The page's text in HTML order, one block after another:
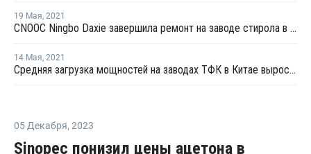
19 Мая, 2021
CNOOC Ningbo Daxie завершила ремонт на заводе стирола в Нинбо
14 Мая, 2021
Средняя загрузка мощностей на заводах ТФК в Китае выросла в начале мая на 3%
05 Декабря, 2023
Sinopec понизил цены ацетона в